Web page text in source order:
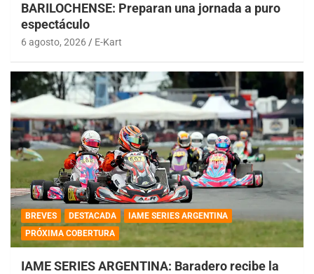
BARILOCHENSE: Preparan una jornada a puro
espectáculo
6 agosto, 2026 E-Kart
BREVES DESTACADA
IAME SERIES ARGENTINA
PRÓXIMA COBERTURA
IAME SERIES ARGENTINA: Baradero recibe la